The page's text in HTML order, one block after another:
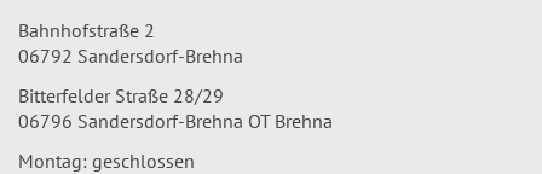
Bahnhofstraße 2
06792 Sandersdorf-Brehna
Bitterfelder Straße 28/29
06796 Sandersdorf-Brehna OT Brehna
Montag: geschlossen